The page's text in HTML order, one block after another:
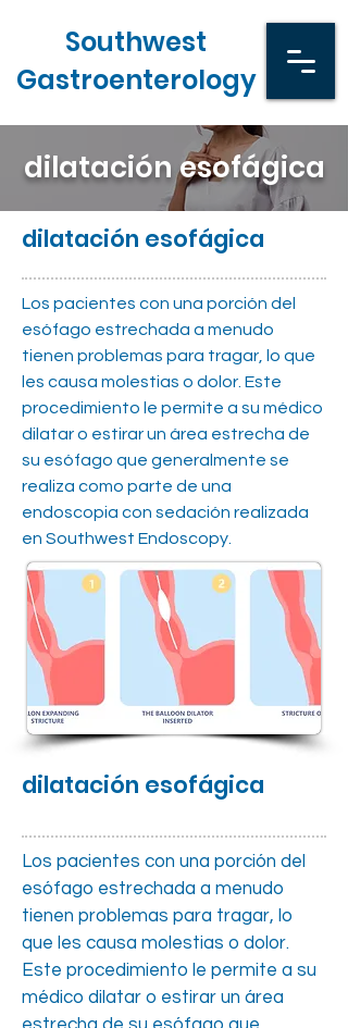
Southwest
Gastroenterology
dilatación esofágica
dilatación esofágica
Los pacientes con una porción del
esófago estrechada a menudo
tienen problemas para tragar, lo que
les causa molestias o dolor. Este
procedimiento le permite a su médico
dilatar o estirar un área estrecha de
su esófago que generalmente se
realiza como parte de una
endoscopia con sedación realizada
en Southwest Endoscopy.
dilatación esofágica
Los pacientes con una porción del
esófago estrechada a menudo
tienen problemas para tragar, lo
que les causa molestias o dolor.
Este procedimiento le permite a su
médico dilatar o estirar un área